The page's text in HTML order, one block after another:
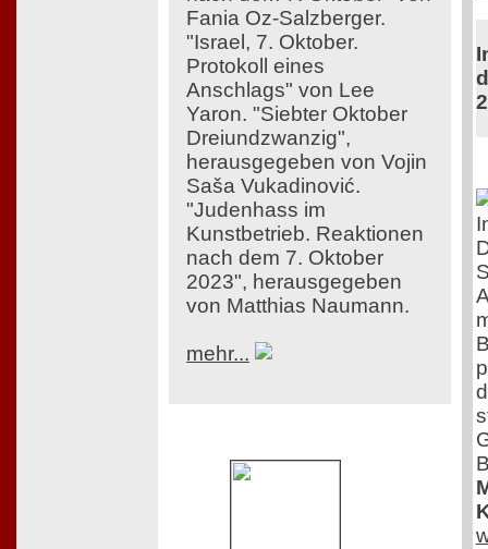
Fania Oz-Salzberger.
"Israel, 7. Oktober.
Protokoll eines
Anschlags" von Lee
Yaron. "Siebter Oktober
Dreiundzwanzig",
herausgegeben von Vojin
Saša Vukadinović.
"Judenhass im
Kunstbetrieb. Reaktionen
nach dem 7. Oktober
2023", herausgegeben
von Matthias Naumann.
mehr...